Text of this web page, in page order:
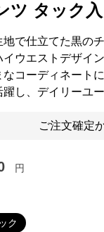
ツ タック
地で仕立てた黒の
イウエストデザイ
なコーディネート
し、デイリーユ
ご注文確定
円
ク